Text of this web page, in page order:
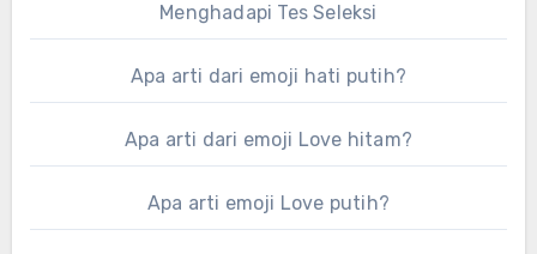
Menghadapi Tes Seleksi
Apa arti dari emoji hati putih?
Apa arti dari emoji Love hitam?
Apa arti emoji Love putih?